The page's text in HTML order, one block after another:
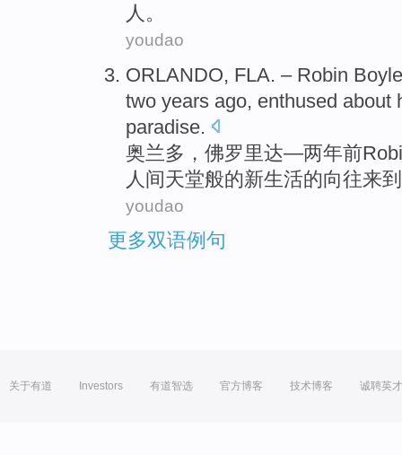
人 。
youdao
ORLANDO, FLA. – Robin Boyle
two years ago, enthused about
paradise.
奥兰多 ， 佛罗里达—两年前
人间天堂般的新生活的向往来到
youdao
更多双语例句
关于有道 Investors 有道智选 官方博客 技术博客 诚聘英才